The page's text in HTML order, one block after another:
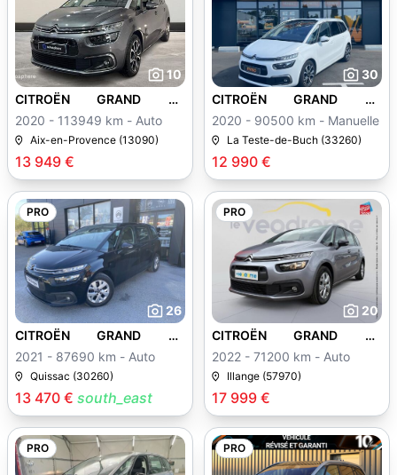
10
13 949 €
CITROËN GRAND C4
SPACETOURER
2020 - 113949 km - Auto
Aix-en-Provence (13090)
30
12 990 €
CITROËN GRAND C4
SPACETOURER
2020 - 90500 km - Manuelle
La Teste-de-Buch (33260)
PRO
26
13 470 € south_east
CITROËN GRAND C4
SPACETOURER
2021 - 87690 km - Auto
Quissac (30260)
PRO
20
17 999 €
CITROËN GRAND C4
SPACETOURER
2022 - 71200 km - Auto
Illange (57970)
PRO PRO